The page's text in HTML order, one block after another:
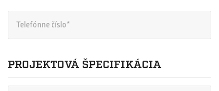
PROJEKTOVÁ ŠPECIFIKÁCIA